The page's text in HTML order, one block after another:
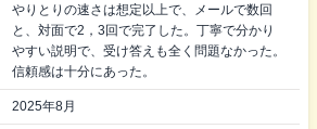
やりとりの速さは想定以上で、メールで数回
と、対面で2，3回で完了した。丁寧で分かり
やすい説明で、受け答えも全く問題なかった。
信頼感は十分にあった。
2025年8月